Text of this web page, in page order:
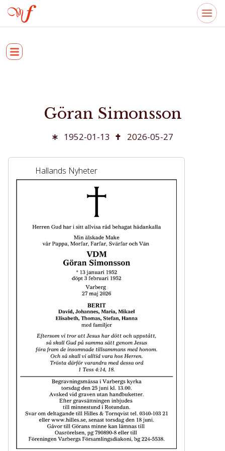
Göran Simonsson
1952-01-13 2026-05-27
Hallands Nyheter